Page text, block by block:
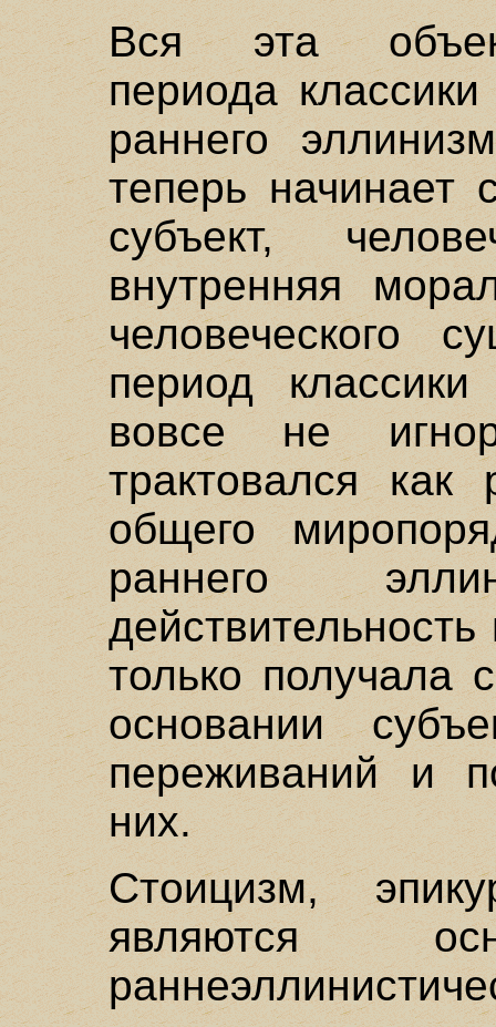
Вся эта
периода
раннего
теперь начинает
субъект,
внутренняя
человеческого
период классики
вовсе не
трактовался как
общего
раннего
только получала
основании
переживаний и
них.
Стоицизм,
являются